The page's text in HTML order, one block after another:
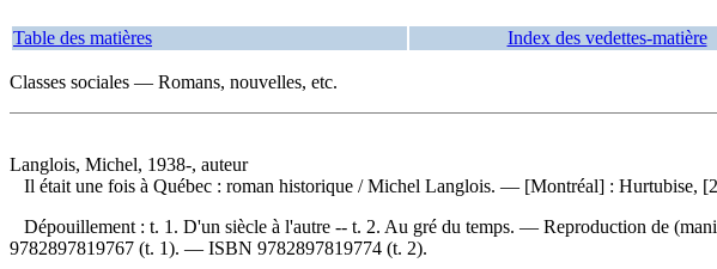
Table des matières Index des vedettes-matière
Classes sociales — Romans, nouvelles, etc.
Langlois, Michel, 1938-, auteur
Il était une fois à Québec : roman historique / Michel Langlois. — [Montréal] : Hurtubise,
Dépouillement : t. 1. D'un siècle à l'autre -- t. 2. Au gré du temps. — Reproduction de
9782897819767 (t. 1). — ISBN 9782897819774 (t. 2).